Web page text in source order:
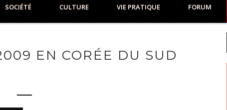
SOCIÉTÉ CULTURE VIE PRATIQUE FORUM
EN CORÉE DU SUD